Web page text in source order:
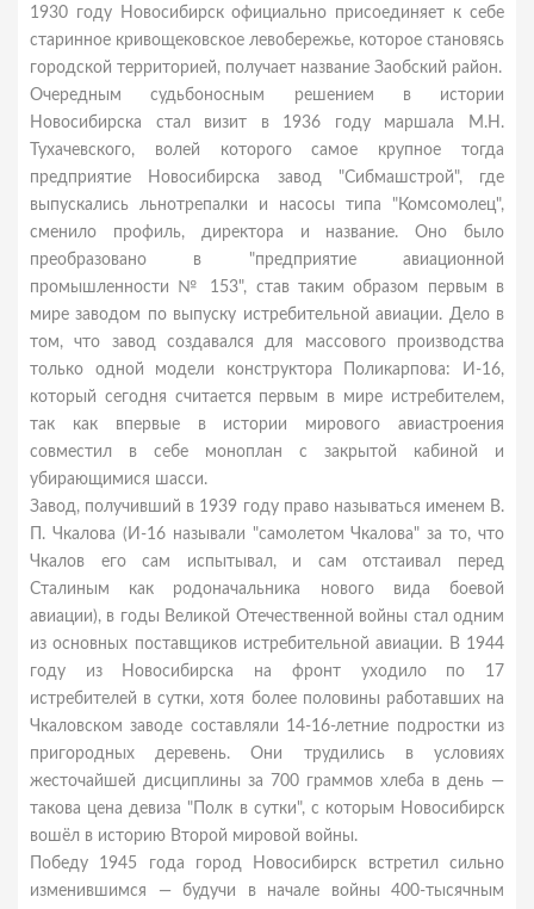
1930 году Новосибирск официально присоединяет к себе
старинное кривощековское левобережье, которое становясь
городской территорией, получает название Заобский район.
Очередным судьбоносным решением в истории
Новосибирска стал визит в 1936 году маршала М.Н.
Тухачевского, волей которого самое крупное тогда
предприятие Новосибирска завод "Сибмашстрой", где
выпускались льнотрепалки и насосы типа "Комсомолец",
сменило профиль, директора и название. Оно было
преобразовано в "предприятие авиационной
промышленности № 153", став таким образом первым в
мире заводом по выпуску истребительной авиации. Дело в
том, что завод создавался для массового производства
только одной модели конструктора Поликарпова: И-16,
который сегодня считается первым в мире истребителем,
так как впервые в истории мирового авиастроения
совместил в себе моноплан с закрытой кабиной и
убирающимися шасси.
Завод, получивший в 1939 году право называться именем В.
П. Чкалова (И-16 называли "самолетом Чкалова" за то, что
Чкалов его сам испытывал, и сам отстаивал перед
Сталиным как родоначальника нового вида боевой
авиации), в годы Великой Отечественной войны стал одним
из основных поставщиков истребительной авиации. В 1944
году из Новосибирска на фронт уходило по 17
истребителей в сутки, хотя более половины работавших на
Чкаловском заводе составляли 14-16-летние подростки из
пригородных деревень. Они трудились в условиях
жесточайшей дисциплины за 700 граммов хлеба в день —
такова цена девиза "Полк в сутки", с которым Новосибирск
вошёл в историю Второй мировой войны.
Победу 1945 года город Новосибирск встретил сильно
изменившимся — будучи в начале войны 400-тысячным